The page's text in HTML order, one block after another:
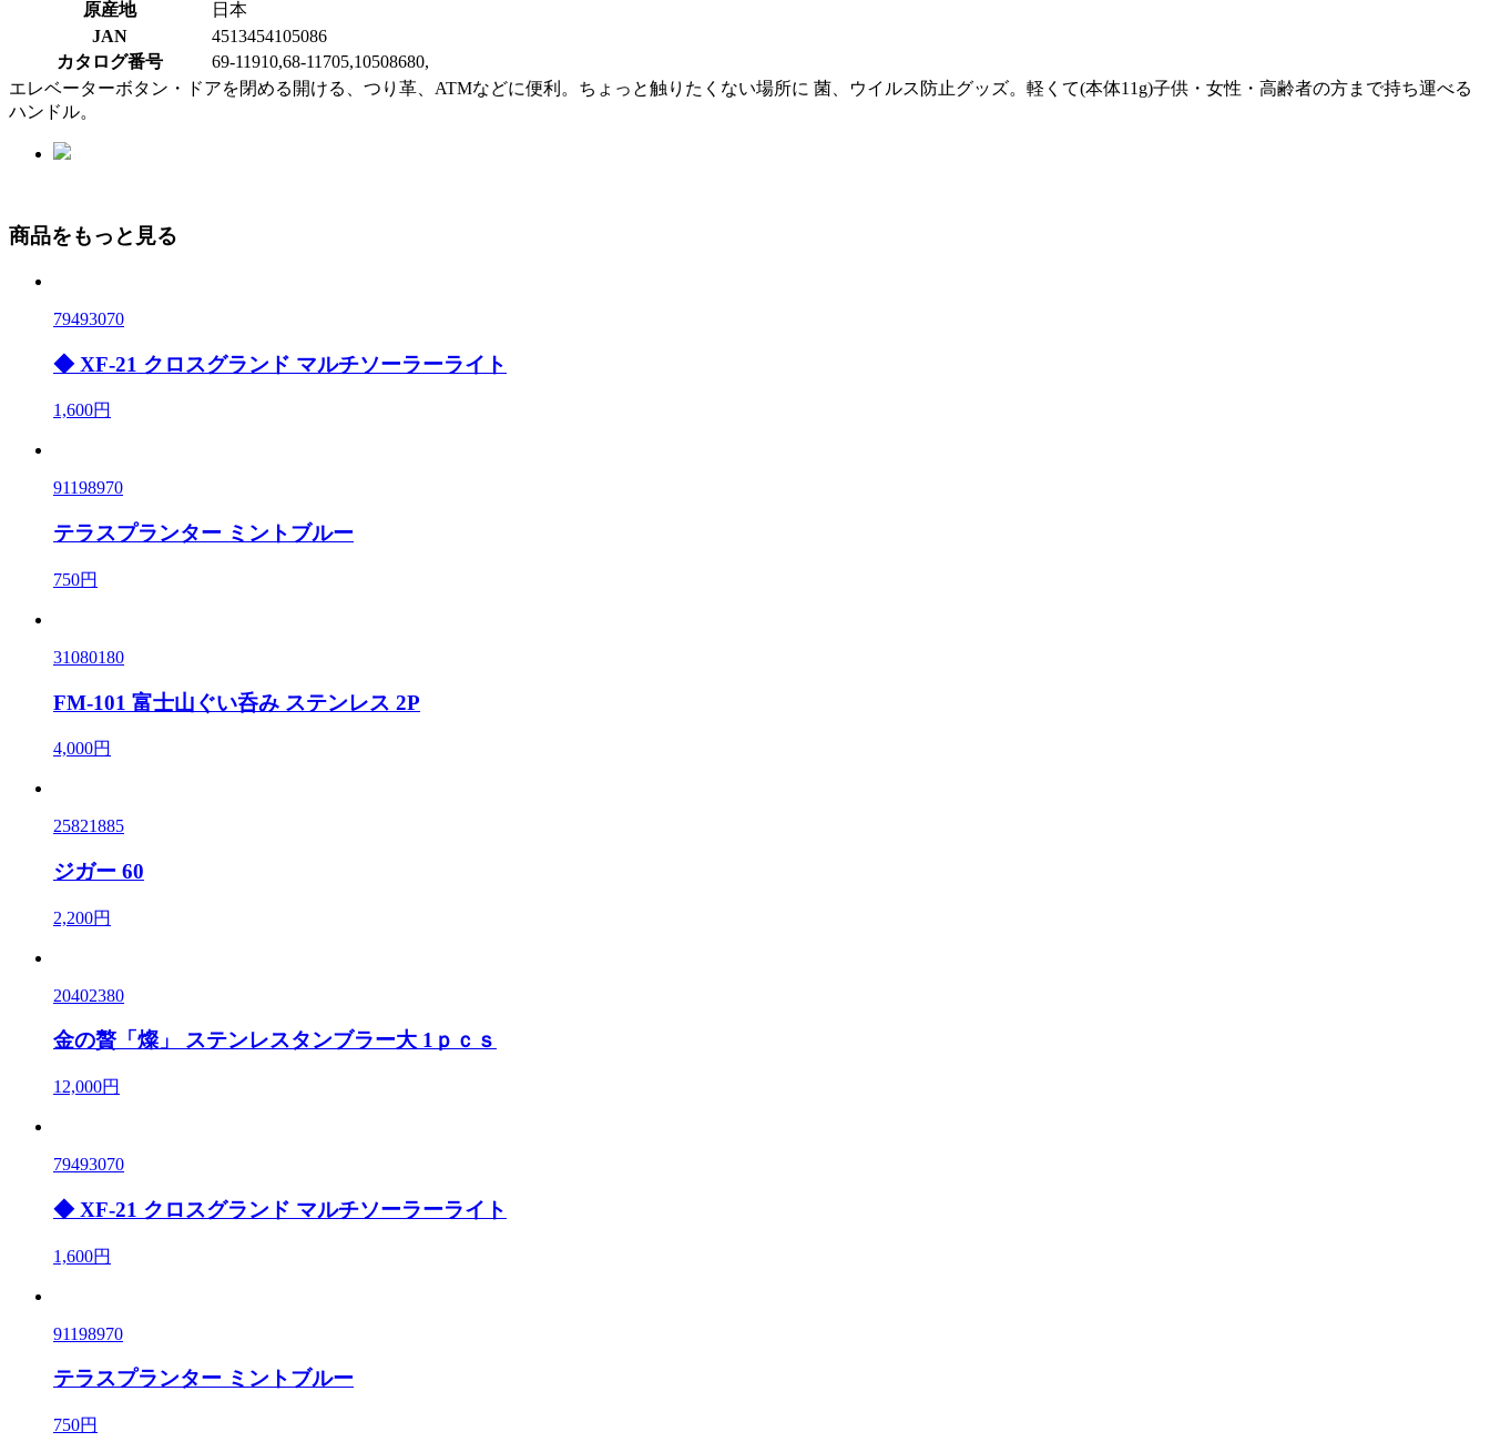
原産地
日本
JAN
4513454105086
カタログ番号
69-11910,68-11705,10508680,
エレベーターボタン・ドアを閉める開ける、つり革、ATMなどに便利。ちょっと触りたくない場所に 菌、ウイルス防止グッズ。軽くて(本体11g)子供・女性・高齢者の方まで持ち運べる
ハンドル。
商品をもっと見る
79493070
◆ XF-21 クロスグランド マルチソーラーライト
1,600円
91198970
テラスプランター ミントブルー
750円
31080180
FM-101 富士山ぐい呑み ステンレス 2P
4,000円
25821885
ジガー 60
2,200円
20402380
金の贅「燦」 ステンレスタンブラー大 1ｐｃｓ
12,000円
79493070
◆ XF-21 クロスグランド マルチソーラーライト
1,600円
91198970
テラスプランター ミントブルー
750円